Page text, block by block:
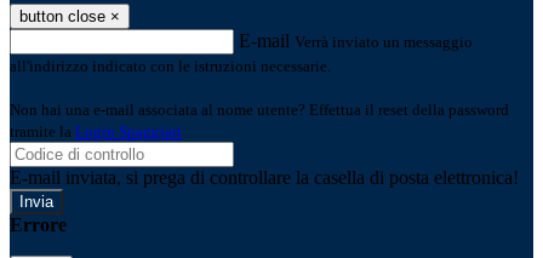
button close ×
E-mail Verrà inviato un messaggio
all'indirizzo indicato con le istruzioni necessarie.
Non hai una e-mail associata al nome utente? Effettua il reset della password
tramite la Login Spaggiari
E-mail inviata, si prega di controllare la casella di posta elettronica!
Errore